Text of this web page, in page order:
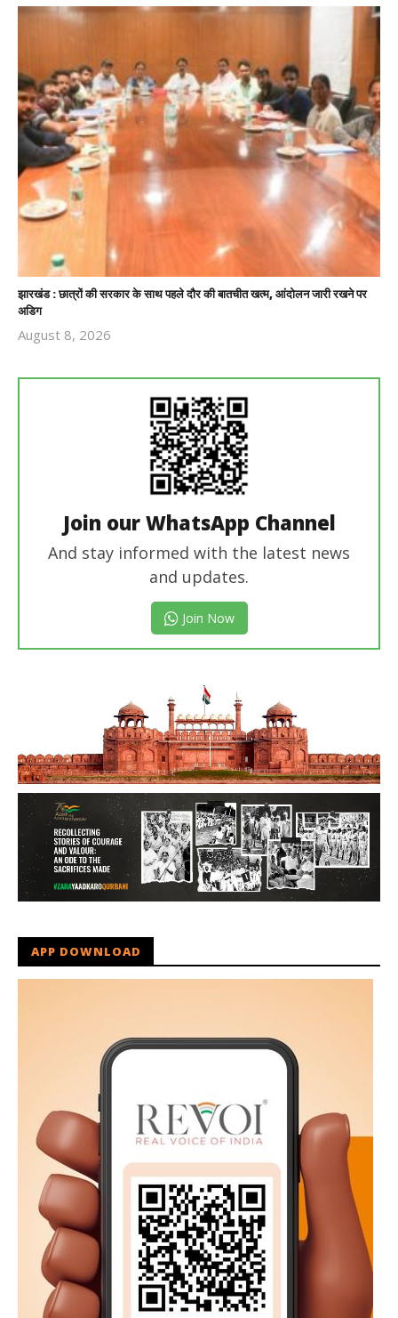
झारखंड : छात्रों की सरकार के साथ पहले दौर की बातचीत खत्म, आंदोलन जारी रखने पर
अडिग
August 8, 2026
Join our WhatsApp Channel
And stay informed with the latest news
and updates.
Join Now
APP DOWNLOAD